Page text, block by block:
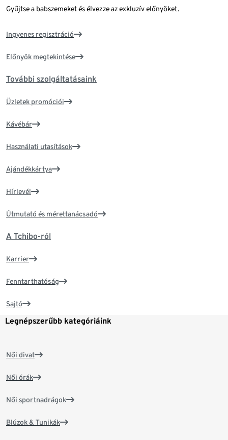
Gyűjtse a babszemeket és élvezze az exkluzív előnyöket.
Ingyenes regisztráció
Előnyök megtekintése
További szolgáltatásaink
Üzletek promóciói
Kávébár
Használati utasítások
Ajándékkártya
Hírlevél
Útmutató és mérettanácsadó
A Tchibo-ról
Karrier
Fenntarthatóság
Sajtó
Legnépszerűbb kategóriáink
Női divat
Női órák
Női sportnadrágok
Blúzok & Tunikák